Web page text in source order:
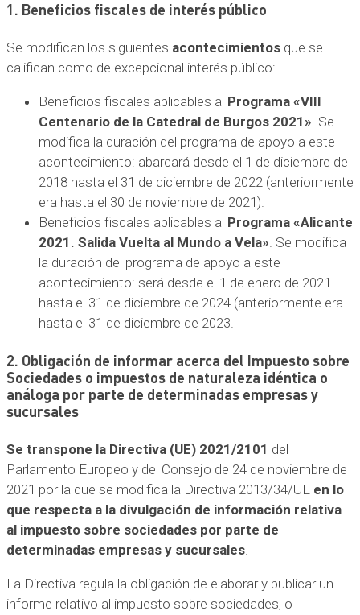
1. Beneficios fiscales de interés público
Se modifican los siguientes acontecimientos que se
califican como de excepcional interés público:
Beneficios fiscales aplicables al Programa «VIII
Centenario de la Catedral de Burgos 2021». Se
modifica la duración del programa de apoyo a este
acontecimiento: abarcará desde el 1 de diciembre de
2018 hasta el 31 de diciembre de 2022 (anteriormente
era hasta el 30 de noviembre de 2021).
Beneficios fiscales aplicables al Programa «Alicante
2021. Salida Vuelta al Mundo a Vela». Se modifica
la duración del programa de apoyo a este
acontecimiento: será desde el 1 de enero de 2021
hasta el 31 de diciembre de 2024 (anteriormente era
hasta el 31 de diciembre de 2023.
2. Obligación de informar acerca del Impuesto sobre
Sociedades o impuestos de naturaleza idéntica o
análoga por parte de determinadas empresas y
sucursales
Se transpone la Directiva (UE) 2021/2101 del
Parlamento Europeo y del Consejo de 24 de noviembre de
2021 por la que se modifica la Directiva 2013/34/UE en lo
que respecta a la divulgación de información relativa
al impuesto sobre sociedades por parte de
determinadas empresas y sucursales.
La Directiva regula la obligación de elaborar y publicar un
informe relativo al impuesto sobre sociedades, o